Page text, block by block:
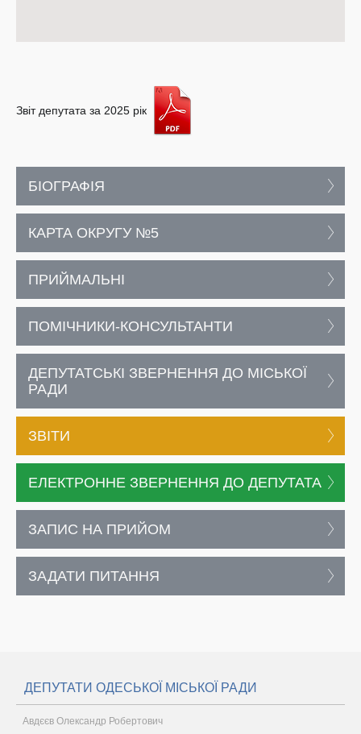
Звіт депутата за 2025 рік
БІОГРАФІЯ
КАРТА ОКРУГУ №5
ПРИЙМАЛЬНІ
ПОМІЧНИКИ-КОНСУЛЬТАНТИ
ДЕПУТАТСЬКІ ЗВЕРНЕННЯ ДО МІСЬКОЇ
РАДИ
ЗВІТИ
ЕЛЕКТРОННЕ ЗВЕРНЕННЯ ДО ДЕПУТАТА
ЗАПИС НА ПРИЙОМ
ЗАДАТИ ПИТАННЯ
ДЕПУТАТИ ОДЕСЬКОЇ МІСЬКОЇ РАДИ
Авдєєв Олександр Робертович